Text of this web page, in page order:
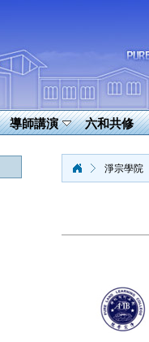
導師講演 六和共修
淨宗學院